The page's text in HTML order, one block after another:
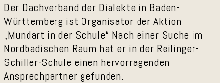
Der Dachverband der Dialekte in Baden-
Württemberg ist Organisator der Aktion
„Mundart in der Schule“ Nach einer Suche im
Nordbadischen Raum hat er in der Reilinger-
Schiller-Schule einen hervorragenden
Ansprechpartner gefunden.